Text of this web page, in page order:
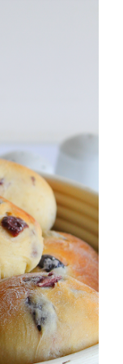
in una ciotola
dentro al
e fare una
ricetta ),
anche la
con i
allargate) e
con
buchi nelle
di emulsione,
a lievitare.
ambiente
di una
dove
sbriciolato.
tiepida e
il sale ed infine
l’acqua
loro.
e
un panetto